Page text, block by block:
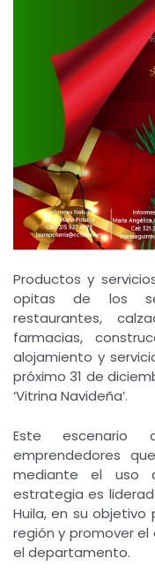
Productos y
opitas de los
restaurantes,
farmacias,
alojamiento y
próximo 31 de
‘Vitrina Navideña’.
Este escenario
emprendedores
mediante el uso
estrategia es
Huila, en su objetivo
región y promover
el departamento.